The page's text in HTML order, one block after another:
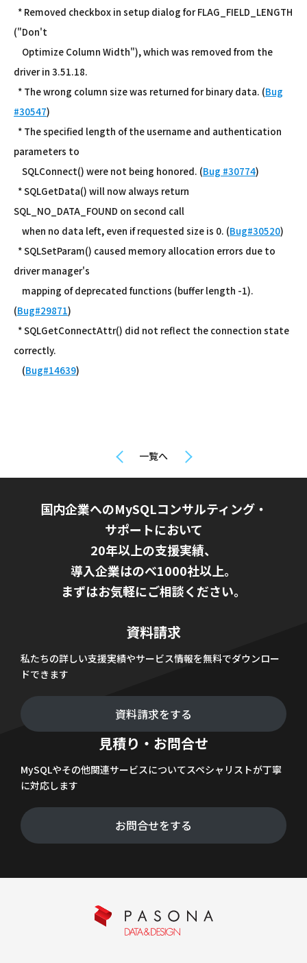
* Removed checkbox in setup dialog for FLAG_FIELD_LENGTH
("Don't
Optimize Column Width"), which was removed from the
driver in 3.51.18.
* The wrong column size was returned for binary data. (Bug
#30547)
* The specified length of the username and authentication
parameters to
SQLConnect() were not being honored. (Bug #30774)
* SQLGetData() will now always return
SQL_NO_DATA_FOUND on second call
when no data left, even if requested size is 0. (Bug#30520)
* SQLSetParam() caused memory allocation errors due to
driver manager's
mapping of deprecated functions (buffer length -1).
(Bug#29871)
* SQLGetConnectAttr() did not reflect the connection state
correctly.
(Bug#14639)
一覧へ
国内企業へのMySQLコンサルティング・
サポートにおいて
20年以上の支援実績、
導入企業はのべ1000社以上。
まずはお気軽にご相談ください。
資料請求
私たちの詳しい支援実績やサービス情報を無料でダウンロー
ドできます
資料請求をする
見積り・お問合せ
MySQLやその他関連サービスについてスペシャリストが丁寧
に対応します
お問合せをする